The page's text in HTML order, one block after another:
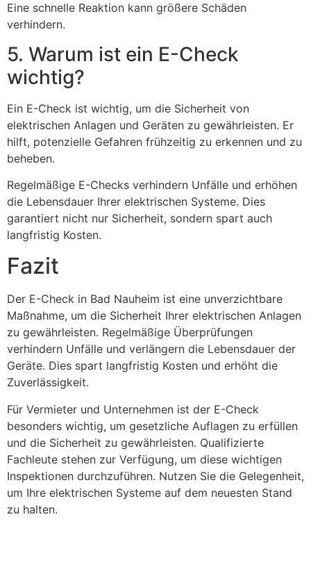
Eine schnelle Reaktion kann größere Schäden
verhindern.
5. Warum ist ein E-Check
wichtig?
Ein E-Check ist wichtig, um die Sicherheit von
elektrischen Anlagen und Geräten zu gewährleisten. Er
hilft, potenzielle Gefahren frühzeitig zu erkennen und zu
beheben.
Regelmäßige E-Checks verhindern Unfälle und erhöhen
die Lebensdauer Ihrer elektrischen Systeme. Dies
garantiert nicht nur Sicherheit, sondern spart auch
langfristig Kosten.
Fazit
Der E-Check in Bad Nauheim ist eine unverzichtbare
Maßnahme, um die Sicherheit Ihrer elektrischen Anlagen
zu gewährleisten. Regelmäßige Überprüfungen
verhindern Unfälle und verlängern die Lebensdauer der
Geräte. Dies spart langfristig Kosten und erhöht die
Zuverlässigkeit.
Für Vermieter und Unternehmen ist der E-Check
besonders wichtig, um gesetzliche Auflagen zu erfüllen
und die Sicherheit zu gewährleisten. Qualifizierte
Fachleute stehen zur Verfügung, um diese wichtigen
Inspektionen durchzuführen. Nutzen Sie die Gelegenheit,
um Ihre elektrischen Systeme auf dem neuesten Stand
zu halten.